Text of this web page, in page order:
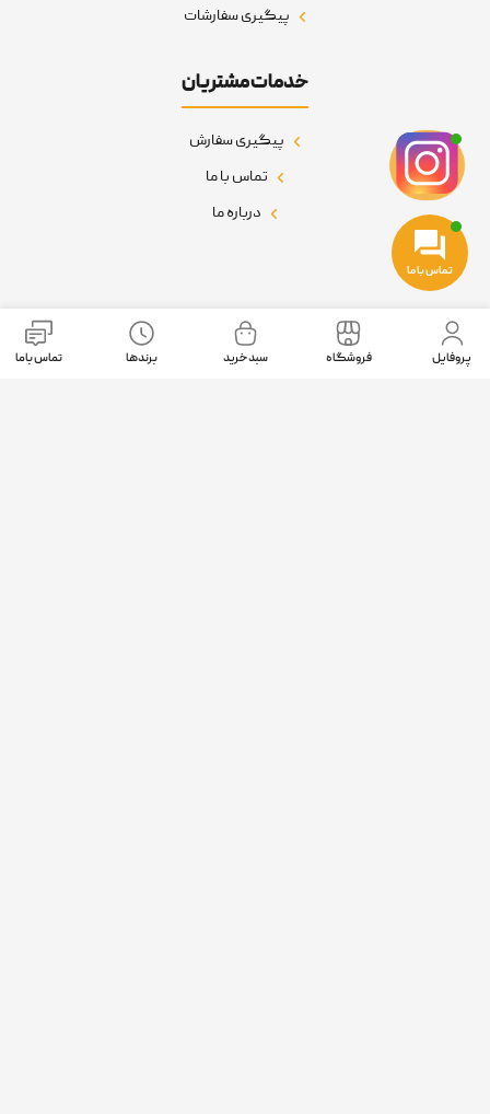
پیگیری سفارشات
خدمات مشتریان
پیگیری سفارش
تماس با ما
درباره ما
نمادهای اعتماد
پروفایل فروشگاه سبد خرید برندها تماس باما
تماس با ما